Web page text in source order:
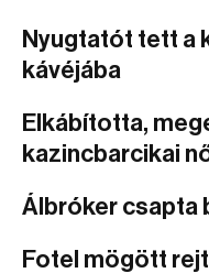
Nyugtatót tett a
kávéjába
Elkábította,
kazincbarcikai
Álbróker csapta
Fotel mögött